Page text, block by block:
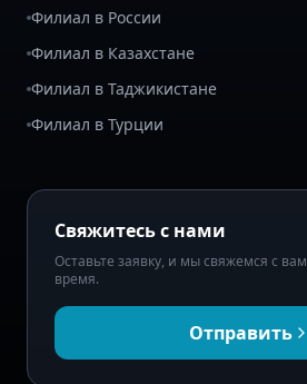
Филиал в России
Филиал в Казахстане
Филиал в Таджикистане
Филиал в Турции
Свяжитесь с нами
Оставьте заявку, и мы свяжемся с
время.
Отправить